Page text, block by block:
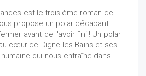
est le troisième roman de
propose un polar décapant
avant de l'avoir fini ! Un polar
cœur de Digne-les-Bains et ses
qui nous entraîne dans